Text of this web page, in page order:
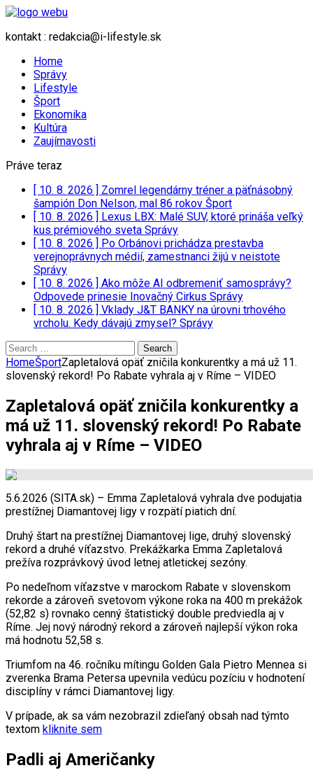
kontakt : redakcia@i-lifestyle.sk
Home
Správy
Lifestyle
Šport
Ekonomika
Kultúra
Zaujímavosti
Práve teraz
[ 10. 8. 2026 ] Zomrel legendárny tréner a päťnásobný
šampión Don Nelson, mal 86 rokov Šport
[ 10. 8. 2026 ] Lexus LBX: Malé SUV, ktoré prináša veľký
kus prémiového sveta Správy
[ 10. 8. 2026 ] Po Orbánovi prichádza prestavba
verejnoprávnych médií, zamestnanci žijú v neistote
Správy
[ 10. 8. 2026 ] Ako môže AI odbremeniť samosprávy?
Odpovede prinesie Inovačný Cirkus Správy
[ 10. 8. 2026 ] Vklady J&T BANKY na úrovni trhového
vrcholu. Kedy dávajú zmysel? Správy
Search
for:
HomeŠportZapletalová opäť zničila konkurentky a má už 11.
slovenský rekord! Po Rabate vyhrala aj v Ríme – VIDEO
Zapletalová opäť zničila konkurentky a
má už 11. slovenský rekord! Po Rabate
vyhrala aj v Ríme – VIDEO
5.6.2026 (SITA.sk) – Emma Zapletalová vyhrala dve podujatia
prestížnej Diamantovej ligy v rozpätí piatich dní.
Druhý štart na prestížnej Diamantovej lige, druhý slovenský
rekord a druhé víťazstvo. Prekážkarka Emma Zapletalová
prežíva rozprávkový úvod letnej atletickej sezóny.
Po nedeľnom víťazstve v marockom Rabate v slovenskom
rekorde a zároveň svetovom výkone roka na 400 m prekážok
(52,82 s) rovnako cenný štatistický double predviedla aj v
Ríme. Jej nový národný rekord a zároveň najlepší výkon roka
má hodnotu 52,58 s.
Triumfom na 46. ročníku mítingu Golden Gala Pietro Mennea si
zverenka Brama Petersa upevnila vedúcu pozíciu v hodnotení
disciplíny v rámci Diamantovej ligy.
V prípade, ak sa vám nezobrazil zdieľaný obsah nad týmto
textom kliknite sem
Padli aj Američanky